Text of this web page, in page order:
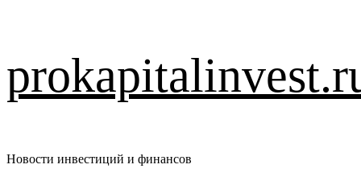
к
содержимому
Новости инвестиций и финансов